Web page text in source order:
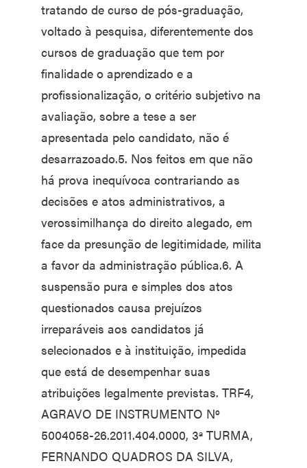
tratando de curso de pós-graduação,
voltado à pesquisa, diferentemente dos
cursos de graduação que tem por
finalidade o aprendizado e a
profissionalização, o critério subjetivo na
avaliação, sobre a tese a ser
apresentada pelo candidato, não é
desarrazoado.5. Nos feitos em que não
há prova inequívoca contrariando as
decisões e atos administrativos, a
verossimilhança do direito alegado, em
face da presunção de legitimidade, milita
a favor da administração pública.6. A
suspensão pura e simples dos atos
questionados causa prejuízos
irreparáveis aos candidatos já
selecionados e à instituição, impedida
que está de desempenhar suas
atribuições legalmente previstas. TRF4,
AGRAVO DE INSTRUMENTO Nº
5004058-26.2011.404.0000, 3ª TURMA,
FERNANDO QUADROS DA SILVA,